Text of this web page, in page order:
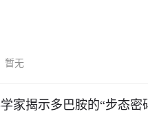
暂无
家揭示多巴胺的“步态密